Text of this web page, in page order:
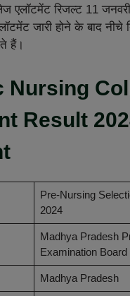
एलॉटमेंट रिजल्ट 11
जारी होने के बाद नीचे
हैं।
Nursing
Result
Pre-Nursing
2024
Madhya Pradesh
Examination
Madhya Pradesh